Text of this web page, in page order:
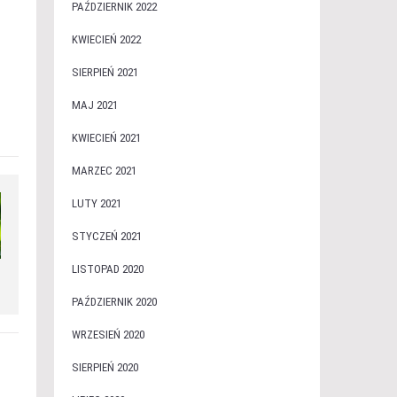
PAŹDZIERNIK 2022
KWIECIEŃ 2022
SIERPIEŃ 2021
MAJ 2021
KWIECIEŃ 2021
MARZEC 2021
LUTY 2021
STYCZEŃ 2021
LISTOPAD 2020
PAŹDZIERNIK 2020
WRZESIEŃ 2020
SIERPIEŃ 2020